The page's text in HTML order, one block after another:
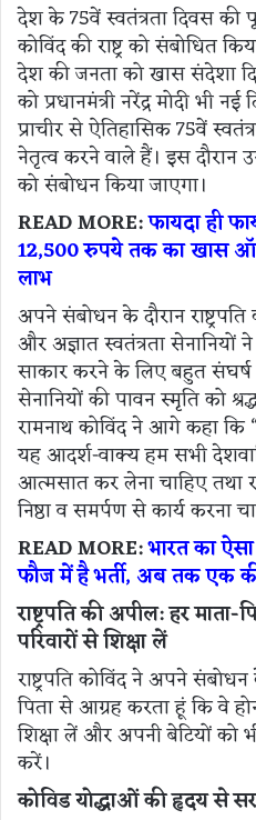
देश के 75वें स्वतंत्रता दिवस की
कोविंद की राष्ट्र को संबोधित
देश की जनता को खास संदेशा
को प्रधानमंत्री नरेंद्र मोदी भी
प्राचीर से ऐतिहासिक 75वें
नेतृत्व करने वाले हैं। इस दौरान
को संबोधन किया जाएगा।
READ MORE:फायदा ही
12,500 रुपये तक का खास
लाभ
अपने संबोधन के दौरान
और अज्ञात स्वतंत्रता
साकार करने के लिए बहुत
सेनानियों की पावन स्मृति को
रामनाथ कोविंद ने आगे कहा कि
यह आदर्श-वाक्य हम सभी
आत्मसात कर लेना चाहिए तथा
निष्ठा व समर्पण से कार्य करना
READ MORE:भारत का
फौज में है भर्ती, अब तक एक
राष्ट्रपति की अपील: हर माता-
परिवारों से शिक्षा लें
राष्ट्रपति कोविंद ने अपने
पिता से आग्रह करता हूं कि वे
शिक्षा लें और अपनी बेटियों
करें।
कोविड योद्धाओं की हृदय से